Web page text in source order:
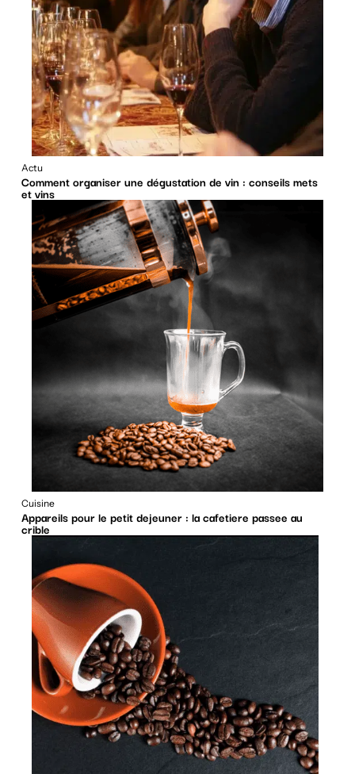
Actu
Comment organiser une dégustation de vin : conseils mets
et vins
Cuisine
Appareils pour le petit dejeuner : la cafetiere passee au
crible